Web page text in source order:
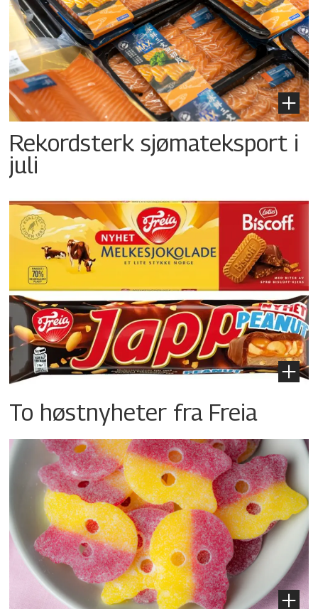
Rekordsterk sjømateksport i
juli
To høstnyheter fra Freia